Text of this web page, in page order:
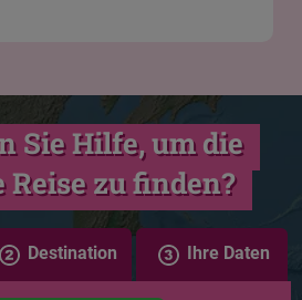
Sie Hilfe, um die
zu finden?
Destination Ihre Daten